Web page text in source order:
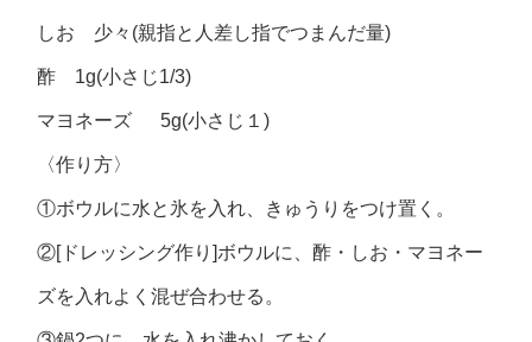
しお 少々(親指と人差し指でつまんだ量)
酢 1g(小さじ1/3)
マヨネーズ 5g(小さじ１)
〈作り方〉
①ボウルに水と氷を入れ、きゅうりをつけ置く。
②[ドレッシング作り]ボウルに、酢・しお・マヨネー
ズを入れよく混ぜ合わせる。